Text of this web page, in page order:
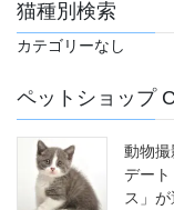
猫種別検索
カテゴリーなし
ペットショップ
動物
デー
ス」